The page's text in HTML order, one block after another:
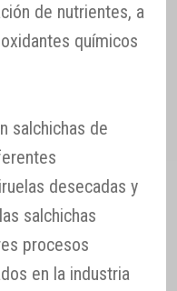
de nutrientes, a
químicos
salchichas de
desecadas y
salchichas
procesos
en la industria